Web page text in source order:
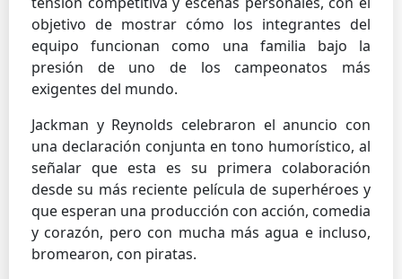
objetivo de mostrar cómo los integrantes del
equipo funcionan como una familia bajo la
presión de uno de los campeonatos más
exigentes del mundo.
Jackman y Reynolds celebraron el anuncio con
una declaración conjunta en tono humorístico, al
señalar que esta es su primera colaboración
desde su más reciente película de superhéroes y
que esperan una producción con acción, comedia
y corazón, pero con mucha más agua e incluso,
bromearon, con piratas.